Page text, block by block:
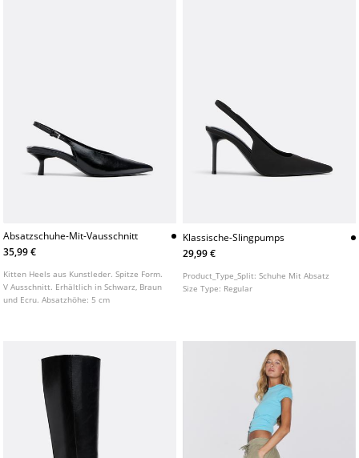
Absatzschuhe-Mit-Vausschnitt
35,99 €
Kitten Heels aus Kunstleder. Spitze Form.
V Ausschnitt. Erhältlich in Schwarz, Braun
und Ecru. Absatzhöhe: 5 cm
Klassische-Slingpumps
29,99 €
Product_Type_Split:Schuhe Mit Absatz
Size Type: Regular